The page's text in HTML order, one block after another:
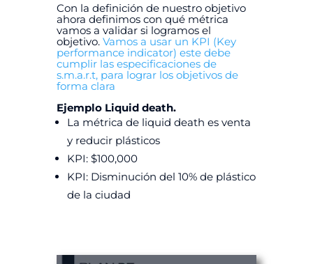
Con la definición de nuestro objetivo
ahora definimos con qué métrica
vamos a validar si logramos el
objetivo. Vamos a usar un KPI (Key
performance indicator) este debe
cumplir las especificaciones de
s.m.a.r.t, para lograr los objetivos de
forma clara
Ejemplo Liquid death.
La métrica de liquid death es venta
y reducir plásticos
KPI: $100,000
KPI: Disminución del 10% de plástico
de la ciudad